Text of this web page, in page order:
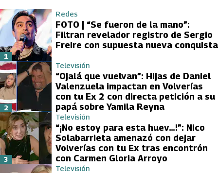
Redes
FOTO | “Se fueron de la mano”:
Filtran revelador registro de Sergio
Freire con supuesta nueva conquista
1
Televisión
“Ojalá que vuelvan”: Hijas de Daniel
Valenzuela impactan en Volverías
con tu Ex 2 con directa petición a su
papá sobre Yamila Reyna
2
Televisión
“¡No estoy para esta huev…!”: Nico
Solabarrieta amenazó con dejar
Volverías con tu Ex tras encontrón
con Carmen Gloria Arroyo
3
Televisión